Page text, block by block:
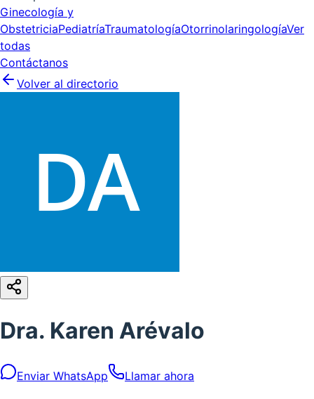
Ginecología y
ObstetriciaPediatríaTraumatologíaOtorrinolaringologíaVer
todas
Contáctanos
Volver al directorio
Dra. Karen Arévalo
Enviar WhatsApp Llamar ahora